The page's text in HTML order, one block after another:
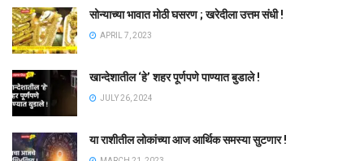
सोन्याच्या भावात मोठी घसरण ; खरेदीला उत्तम संधी !
APRIL 7, 2023
खान्देशातील ‘हे’ शहर पूर्णपणे पाण्यात बुडाले !
JULY 26, 2024
या राशीतील लोकांच्या आज आर्थिक समस्या सुटणार !